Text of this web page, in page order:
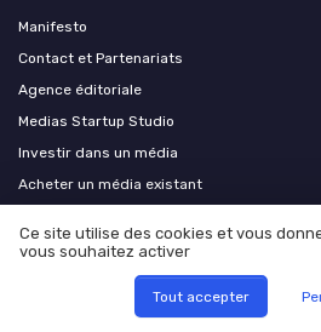
Manifesto
Contact et Partenariats
Agence éditoriale
Medias Startup Studio
Investir dans un média
Acheter un média existant
Ce site utilise des cookies et vous
vous souhaitez activer
Tout accepter